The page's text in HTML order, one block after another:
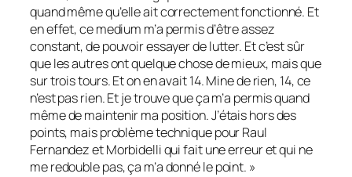
quand même qu’elle ait correctement fonctionné. Et
en effet, ce medium m’a permis d’être assez
constant, de pouvoir essayer de lutter. Et c’est sûr
que les autres ont quelque chose de mieux, mais que
sur trois tours. Et on en avait 14. Mine de rien, 14, ce
n’est pas rien. Et je trouve que ça m’a permis quand
même de maintenir ma position. J’étais hors des
points, mais problème technique pour Raul
Fernandez et Morbidelli qui fait une erreur et qui ne
me redouble pas, ça m’a donné le point. »